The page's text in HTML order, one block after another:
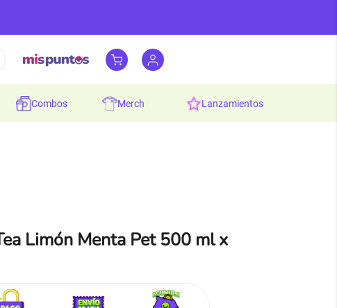
combos merch lanzamientos
Limón Menta Pet 500 ml x